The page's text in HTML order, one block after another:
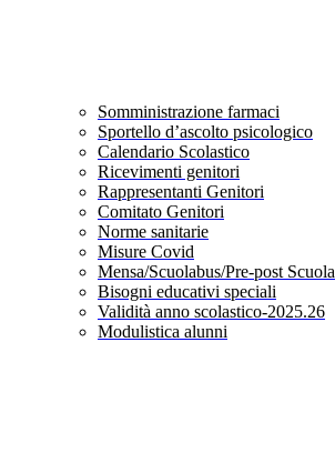
Somministrazione farmaci
Sportello d’ascolto psicologico
Calendario Scolastico
Ricevimenti genitori
Rappresentanti Genitori
Comitato Genitori
Norme sanitarie
Misure Covid
Mensa/Scuolabus/Pre-post Scuola
Bisogni educativi speciali
Validità anno scolastico-2025.26
Modulistica alunni